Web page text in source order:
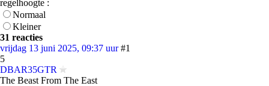
regelhoogte :
Normaal
Kleiner
31 reacties
vrijdag 13 juni 2025, 09:37 uur #1
5
DBAR35GTR
The Beast From The East